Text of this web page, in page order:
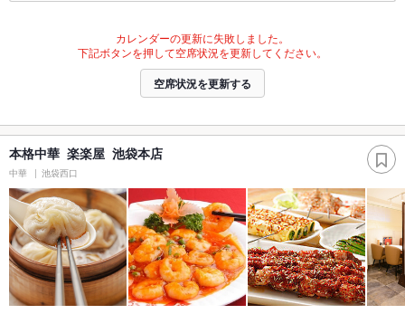
カレンダーの更新に失敗しました。
下記ボタンを押して空席状況を更新してください。
空席状況を更新する
本格中華 楽楽屋 池袋本店
中華 池袋西口